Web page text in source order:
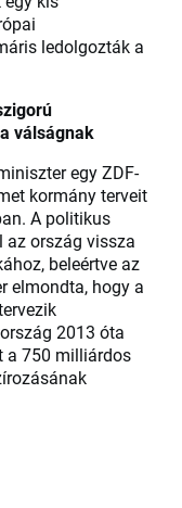
ledolgozták a
válságnak
egy ZDF-
kormány terveit
A politikus
az ország vissza
beleértve az
elmondta, hogy a
2013 óta
a 750 milliárdos